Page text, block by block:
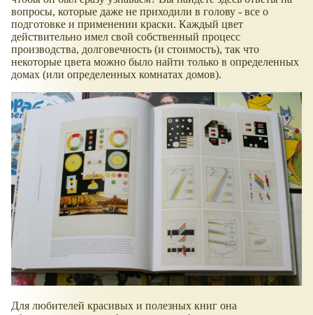
вопросы, которые даже не приходили в голову - все о
подготовке и применении краски. Каждый цвет
действительно имел свой собственный процесс
производства, долговечность (и стоимость), так что
некоторые цвета можно было найти только в определенных
домах (или определенных комнатах домов).
Для любителей красивых и полезных книг она